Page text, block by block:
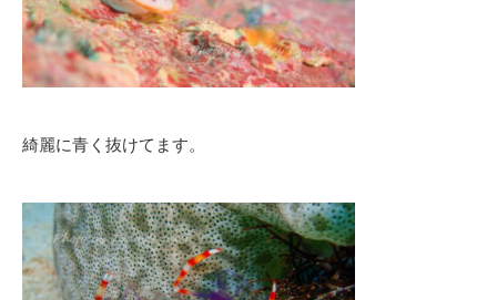
綺麗に青く抜けてます。